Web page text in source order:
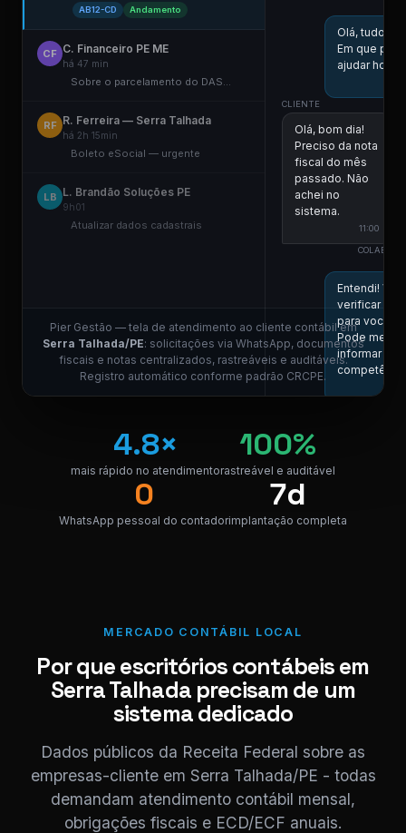
AB12-CD Andamento
CF C. Financeiro PE ME
há 47 min
Sobre o parcelamento do DAS...
RF R. Ferreira — Serra Talhada
há 2h 15min
Boleto eSocial — urgente
LB L. Brandão Soluções PE
9h01
Atualizar dados cadastrais
Olá, tudo
Em que
ajudar hoje?
CLIENTE
Olá, bom dia!
Preciso da nota
fiscal do mês
passado. Não
achei no
sistema.
11:00
Entendi! Vou
verificar aqui
para você.
Pode me
informar a
05/2026, por
favor.
Perfeito,
NF competência
05/2026 enviada.
Registrado em AB12-
Pier Gestão — tela de atendimento ao cliente contábil em
Serra Talhada/PE: solicitações via WhatsApp, documentos
fiscais e notas centralizados, rastreáveis e auditáveis.
Registro automático conforme padrão CRCPE.
4.8×
mais rápido no atendimento
100%
rastreável e auditável
0
WhatsApp pessoal do contador
7d
implantação completa
MERCADO CONTÁBIL LOCAL
Por que escritórios contábeis em
Serra Talhada precisam de um
sistema dedicado
Dados públicos da Receita Federal sobre as
empresas-cliente em Serra Talhada/PE - todas
demandam atendimento contábil mensal,
obrigações fiscais e ECD/ECF anuais.